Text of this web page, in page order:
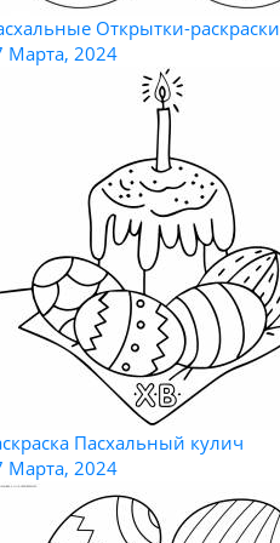
Открытки-раскраски
Марта, 2024
Пасхальный кулич
Марта, 2024